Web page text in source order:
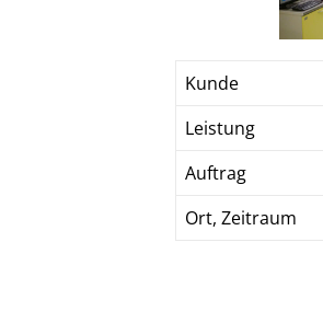
Kunde
Leistung
Auftrag
Ort, Zeitraum